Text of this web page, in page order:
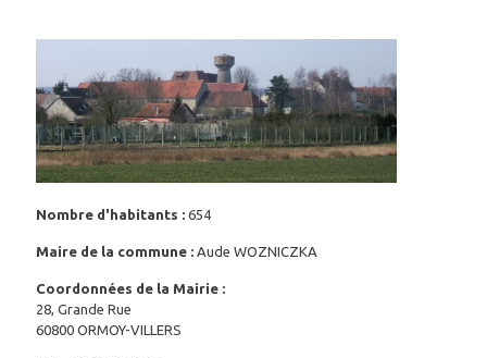
Nombre d'habitants : 654
Maire de la commune : Aude WOZNICZKA
Coordonnées de la Mairie :
28, Grande Rue
60800 ORMOY-VILLERS